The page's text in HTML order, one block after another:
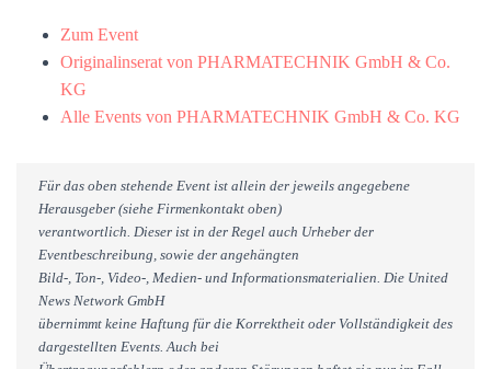
Zum Event
Originalinserat von PHARMATECHNIK GmbH & Co.
KG
Alle Events von PHARMATECHNIK GmbH & Co. KG
Für das oben stehende Event ist allein der jeweils angegebene
Herausgeber (siehe Firmenkontakt oben)
verantwortlich. Dieser ist in der Regel auch Urheber der
Eventbeschreibung, sowie der angehängten
Bild-, Ton-, Video-, Medien- und Informationsmaterialien. Die United
News Network GmbH
übernimmt keine Haftung für die Korrektheit oder Vollständigkeit des
dargestellten Events. Auch bei